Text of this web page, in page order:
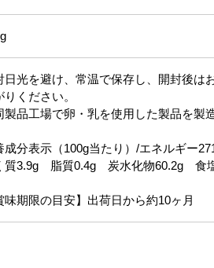
日光を避け、常温で保存し、開封後は
りください。
品工場で卵・乳を使用した製品を製
成分表示（100g当たり）/エネルギー
質3.9g 脂質0.4g 炭水化物60.2g 食
味期限の目安】出荷日から約10ヶ月